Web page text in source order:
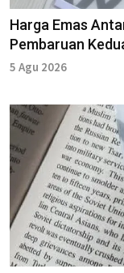
Harga Emas
Pembaruan
5 Agu 2026